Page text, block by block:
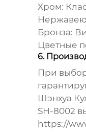
Хром:
Бронза:
Цветные
6.
При
Шэнхуа
SH-8002
https://